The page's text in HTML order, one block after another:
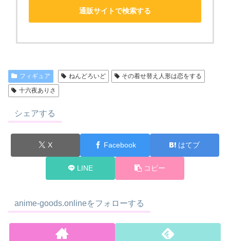
通販サイトで検索する
フィギュア ねんどろいど
その着せ替え人形は恋をする
十六夜ありさ
シェアする
X Facebook はてブ
LINE コピー
anime-goods.onlineをフォローする